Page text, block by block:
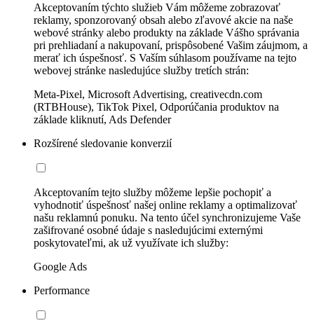
Akceptovaním týchto služieb Vám môžeme zobrazovať
reklamy, sponzorovaný obsah alebo zľavové akcie na naše
webové stránky alebo produkty na základe Vášho správania
pri prehliadaní a nakupovaní, prispôsobené Vašim záujmom, a
merať ich úspešnosť. S Vaším súhlasom používame na tejto
webovej stránke nasledujúce služby tretích strán:
Meta-Pixel, Microsoft Advertising, creativecdn.com
(RTBHouse), TikTok Pixel, Odporúčania produktov na
základe kliknutí, Ads Defender
Rozšírené sledovanie konverzií
Akceptovaním tejto služby môžeme lepšie pochopiť a
vyhodnotiť úspešnosť našej online reklamy a optimalizovať
našu reklamnú ponuku. Na tento účel synchronizujeme Vaše
zašifrované osobné údaje s nasledujúcimi externými
poskytovateľmi, ak už využívate ich služby:
Google Ads
Performance